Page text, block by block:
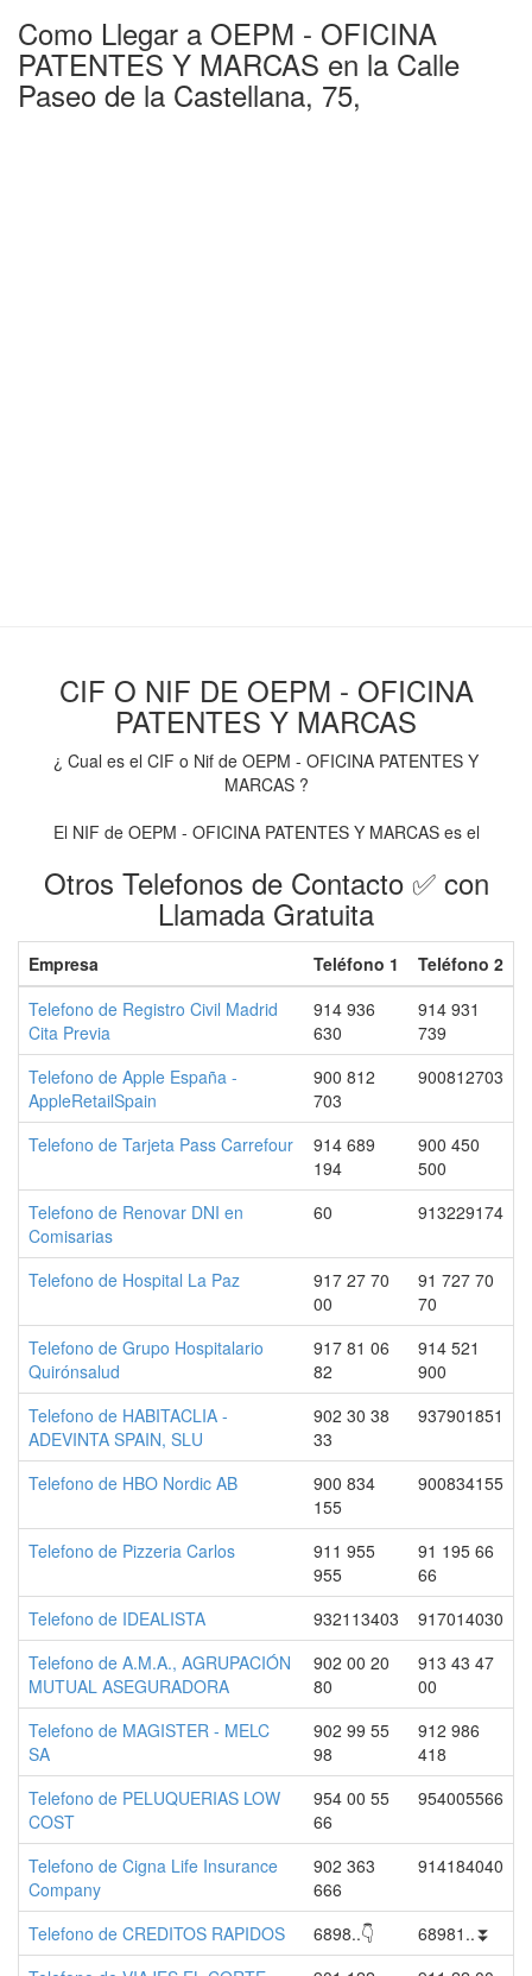
Como Llegar a OEPM - OFICINA
PATENTES Y MARCAS en la Calle
Paseo de la Castellana, 75,
CIF O NIF DE OEPM - OFICINA
PATENTES Y MARCAS
¿ Cual es el CIF o Nif de OEPM - OFICINA PATENTES Y
MARCAS ?
El NIF de OEPM - OFICINA PATENTES Y MARCAS es el
Otros Telefonos de Contacto ✅ con
Llamada Gratuita
Empresa Teléfono 1
Teléfono 2
Telefono de Registro Civil Madrid
Cita Previa
914 936
630
914 931
739
Telefono de Apple España -
AppleRetailSpain
900 812
703
900812703
Telefono de Tarjeta Pass Carrefour
914 689
194
900 450
500
Telefono de Renovar DNI en
Comisarias
60 913229174
Telefono de Hospital La Paz
917 27 70
00
91 727 70
70
Telefono de Grupo Hospitalario
Quirónsalud
917 81 06
82
914 521
900
Telefono de HABITACLIA -
ADEVINTA SPAIN, SLU
902 30 38
33
937901851
Telefono de HBO Nordic AB
900 834
155
900834155
Telefono de Pizzeria Carlos
911 955
955
91 195 66
66
Telefono de IDEALISTA
932113403
917014030
Telefono de A.M.A., AGRUPACIÓN
MUTUAL ASEGURADORA
902 00 20
80
913 43 47
00
Telefono de MAGISTER - MELC
SA
902 99 55
98
912 986
418
Telefono de PELUQUERIAS LOW
COST
954 00 55
66
954005566
Telefono de Cigna Life Insurance
Company
902 363
666
914184040
Telefono de CREDITOS RAPIDOS 6898..👇
68981..⏬